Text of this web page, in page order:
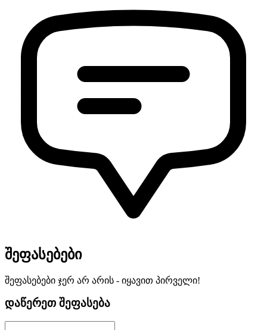
შეფასებები
შეფასებები ჯერ არ არის - იყავით პირველი!
დაწერეთ შეფასება